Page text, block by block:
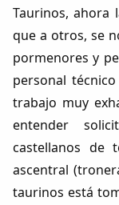
Taurinos, ahora
que a otros, se
pormenores y
personal
trabajo muy
entender
castellanos de
ascentral
taurinos está